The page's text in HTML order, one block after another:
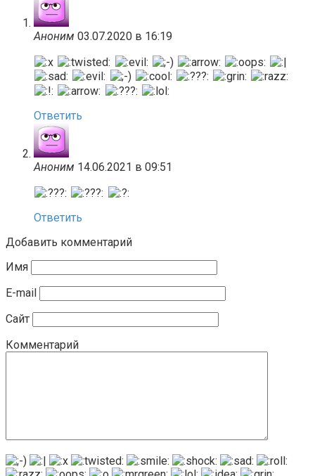
Аноним 03.07.2020 в 16:19
Ответить
Аноним 14.06.2021 в 09:51
Ответить
Добавить комментарий
Имя
E-mail
Сайт
Комментарий